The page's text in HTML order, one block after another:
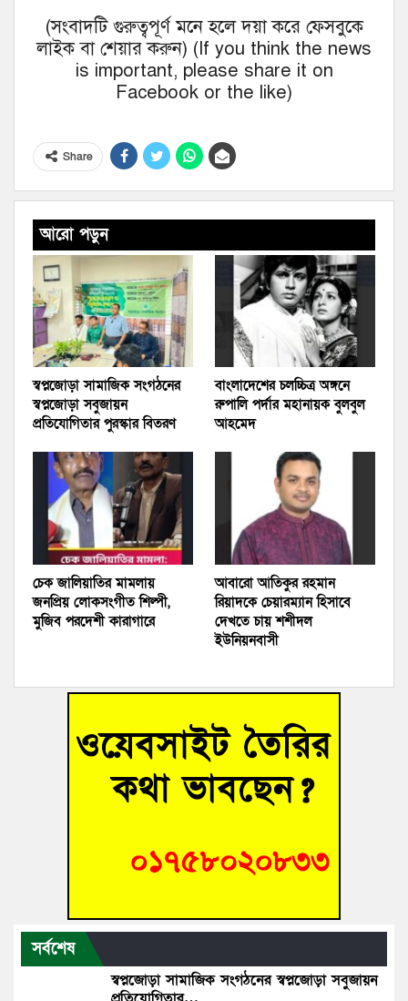
(সংবাদটি গুরুত্বপূর্ণ মনে হলে দয়া করে ফেসবুকে
লাইক বা শেয়ার করুন) (If you think the news
is important, please share it on
Facebook or the like)
Share
আরো পড়ুন
স্বপ্নজোড়া সামাজিক সংগঠনের
স্বপ্নজোড়া সবুজায়ন
প্রতিযোগিতার পুরস্কার বিতরণ
বাংলাদেশের চলচ্চিত্র অঙ্গনে
রুপালি পর্দার মহানায়ক বুলবুল
আহমেদ
চেক জালিয়াতির মামলায়
জনপ্রিয় লোকসংগীত শিল্পী,
মুজিব পরদেশী কারাগারে
আবারো আতিকুর রহমান
রিয়াদকে চেয়ারম্যান হিসাবে
দেখতে চায় শশীদল
ইউনিয়নবাসী
সর্বশেষ
স্বপ্নজোড়া সামাজিক সংগঠনের স্বপ্নজোড়া সবুজায়ন